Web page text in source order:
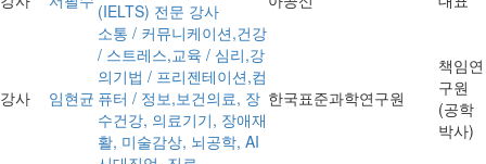
(IELTS) 전문 강사
강사 임현균
소통 / 커뮤니케이션,건강
/ 스트레스,교육 / 심리,강
의기법 / 프리젠테이션,컴
퓨터 / 정보,보건의료, 장
수건강, 의료기기, 장애재
활, 미술감상, 뇌공학, AI
한국표준과학연구원
책임연
구원
(공학
박사)